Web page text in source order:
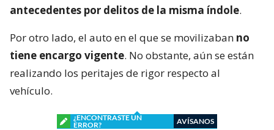
antecedentes por delitos de la misma índole.
Por otro lado, el auto en el que se movilizaban no
tiene encargo vigente. No obstante, aún se están
realizando los peritajes de rigor respecto al
vehículo.
¿ENCONTRASTE UN
ERROR?
AVÍSANOS